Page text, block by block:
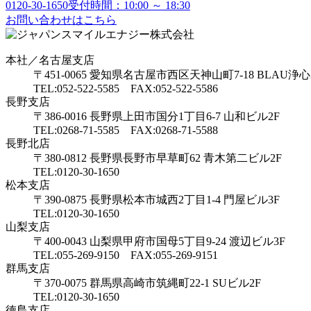
0120-30-1650受付時間：10:00 ～ 18:30
お問い合わせはこちら
本社／名古屋支店
〒451-0065 愛知県名古屋市西区天神山町7-18 BLAU浄
TEL:052-522-5585 FAX:052-522-5586
長野支店
〒386-0016 長野県上田市国分1丁目6-7 山和ビル2F
TEL:0268-71-5585 FAX:0268-71-5588
長野北店
〒380-0812 長野県長野市早草町62 青木第二ビル2F
TEL:0120-30-1650
松本支店
〒390-0875 長野県松本市城西2丁目1-4 門屋ビル3F
TEL:0120-30-1650
山梨支店
〒400-0043 山梨県甲府市国母5丁目9-24 渡辺ビル3F
TEL:055-269-9150 FAX:055-269-9151
群馬支店
〒370-0075 群馬県高崎市筑縄町22-1 SUビル2F
TEL:0120-30-1650